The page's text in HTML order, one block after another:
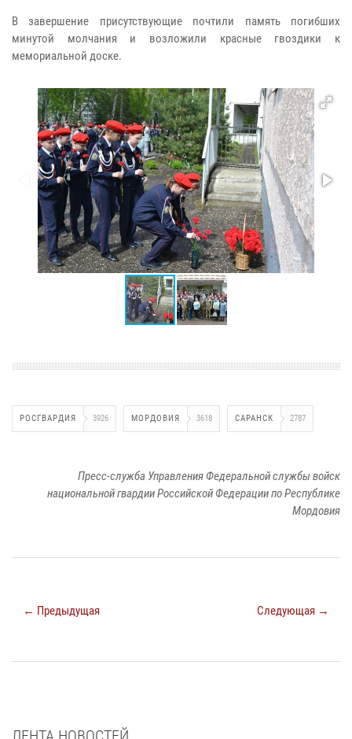
В завершение присутствующие почтили память погибших
минутой молчания и возложили красные гвоздики к
мемориальной доске.
РОСГВАРДИЯ 3926 МОРДОВИЯ 3618 САРАНСК 2787
Пресс-служба Управления Федеральной службы войск
национальной гвардии Российской Федерации по Республике
Мордовия
← Предыдущая Следующая →